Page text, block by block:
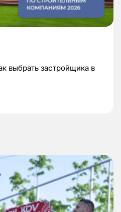
выбрать застройщика в